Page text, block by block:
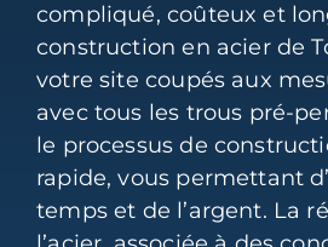
compliqué, coûteux et
construction en acier de
votre site coupés aux
avec tous les trous pré-
le processus de
rapide, vous permettant
temps et de l’argent. La